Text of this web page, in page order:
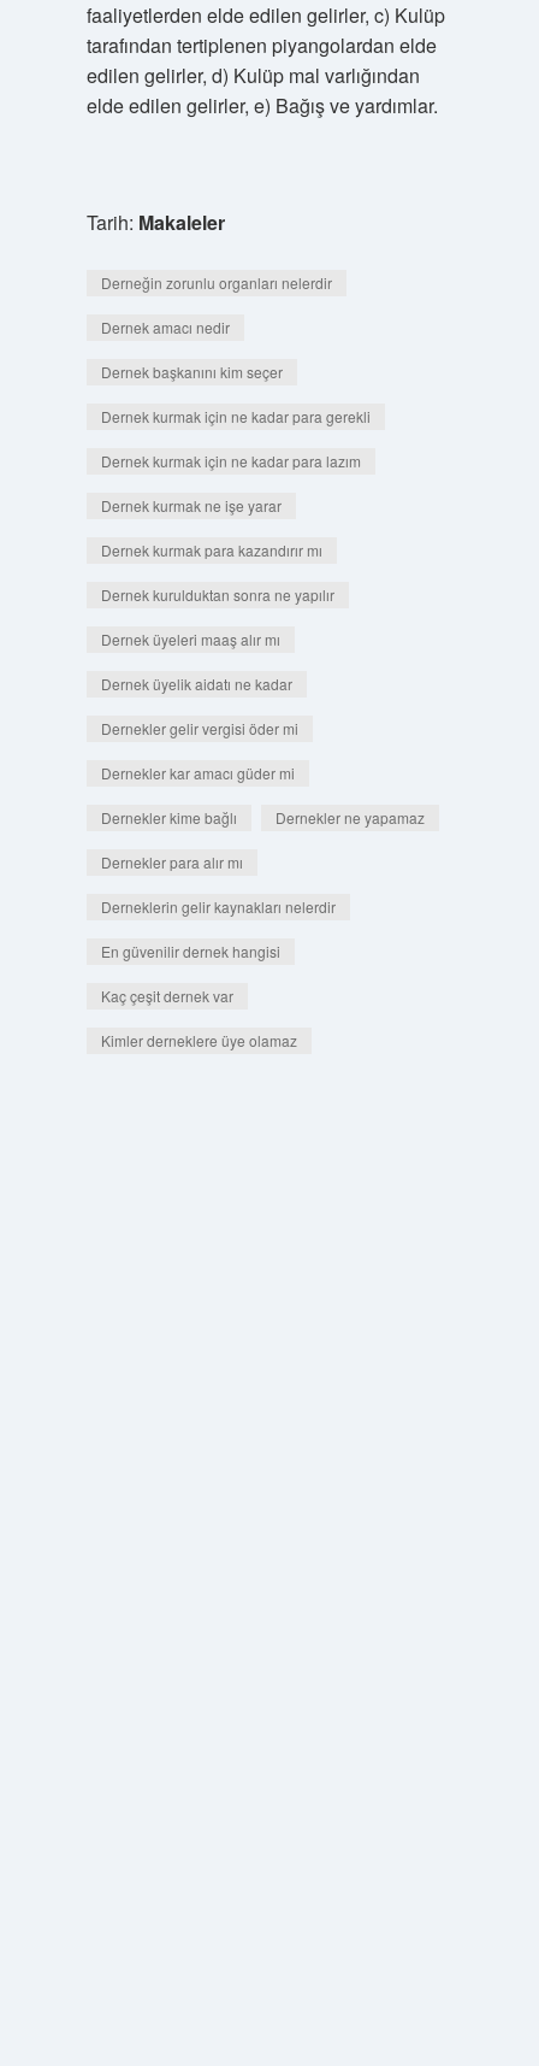
faaliyetlerden elde edilen gelirler, c) Kulüp
tarafından tertiplenen piyangolardan elde
edilen gelirler, d) Kulüp mal varlığından
elde edilen gelirler, e) Bağış ve yardımlar.
Tarih: Makaleler
Derneğin zorunlu organları nelerdir
Dernek amacı nedir
Dernek başkanını kim seçer
Dernek kurmak için ne kadar para gerekli
Dernek kurmak için ne kadar para lazım
Dernek kurmak ne işe yarar
Dernek kurmak para kazandırır mı
Dernek kurulduktan sonra ne yapılır
Dernek üyeleri maaş alır mı
Dernek üyelik aidatı ne kadar
Dernekler gelir vergisi öder mi
Dernekler kar amacı güder mi
Dernekler kime bağlı Dernekler ne yapamaz
Dernekler para alır mı
Derneklerin gelir kaynakları nelerdir
En güvenilir dernek hangisi
Kaç çeşit dernek var
Kimler derneklere üye olamaz